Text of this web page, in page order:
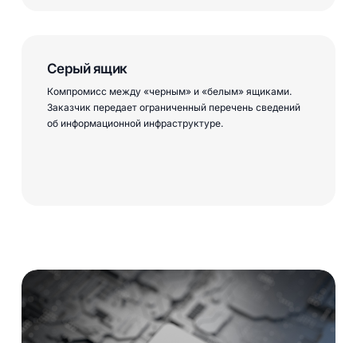
Серый ящик
Компромисс между «черным» и «белым» ящиками.
Заказчик передает ограниченный перечень сведений
об информационной инфраструктуре.